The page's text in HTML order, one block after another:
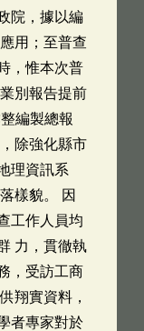
院，據以編
用；至普查
，惟本次普
別報告提前
編製總報
除強化縣市
理資訊系
樣貌。 因
工作人員均
力，貫徹執
，受訪工商
翔實資料，
者專家對於